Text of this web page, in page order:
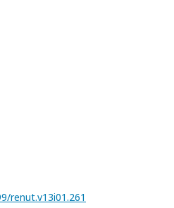
renut.v13i01.261